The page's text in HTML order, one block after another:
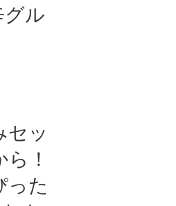
グル
セッ
！
った